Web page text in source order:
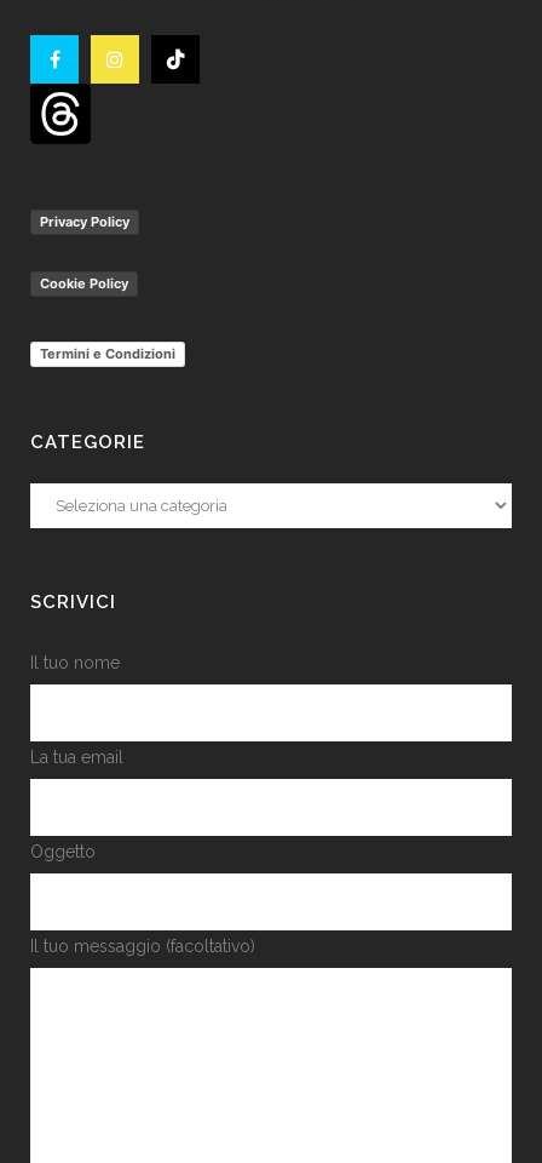
Privacy Policy
Cookie Policy
Termini e Condizioni
CATEGORIE
Categorie
SCRIVICI
Il tuo nome
La tua email
Oggetto
Il tuo messaggio (facoltativo)